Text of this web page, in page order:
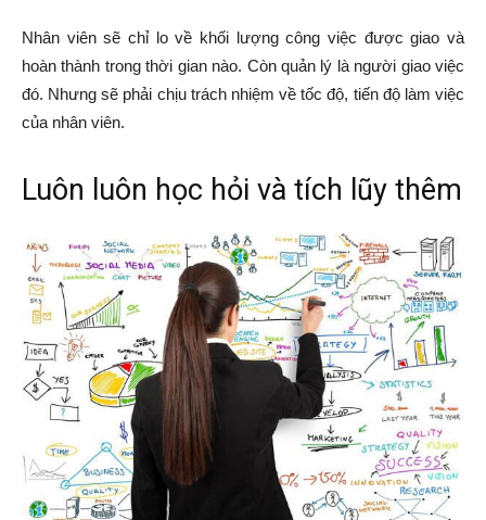
Nhân viên sẽ chỉ lo về khối lượng công việc được giao và
hoàn thành trong thời gian nào. Còn quản lý là người giao việc
đó. Nhưng sẽ phải chịu trách nhiệm về tốc độ, tiến độ làm việc
của nhân viên.
Luôn luôn học hỏi và tích lũy thêm